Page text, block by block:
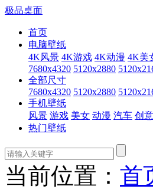
极品桌面
首页
电脑壁纸
4K风景 4K游戏 4K动漫 4K美
7680x4320 5120x2880
全部尺寸
7680x4320 5120x2880
手机壁纸
风景 游戏 美女 动漫 汽车 创意
热门壁纸
当前位置： 首